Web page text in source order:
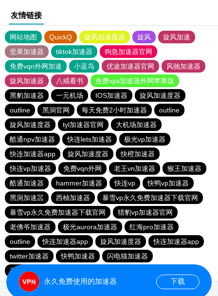
友情链接
网站地图 QuickQ 旋风加速度器 旋风
旋风加速
坚果加速器
tiktok加速器
狗急加速器官网
免费vqn外网加速
小蓝鸟 优途加速器官网
风驰加速器
旋风加速器
八戒看书
免费vps加速器外网苹果版
黑豹加速器
一元机场 IOS加速器
旋风加速度器
outline
黑洞官网 每天免费2小时加速器
outline
旋风加速度器
tyl加速器官网
大机场加速器
酷通npv加速器
快连lets加速器
极光vp加速器
快连加速器app
旋风加速度器
快橙加速器
快连vp加速器
免费vqn外网 老王vn加速器
猴王加速器
酷通加速器
hammer加速器 快连vp
快鸭vp加速器
黑洞加速噐
西柚加速器
暴雪vp永久免费加速器下载官网
暴雪vp永久免费加速器下载官网
猎豹vp加速器官网
老佛爷加速器
极光aurora加速器
红海pro加速器
outline
快连加速器app 旋风加速度器
快连加速器app
twitter加速器
快鸭加速器
闪电猫加速器
香蕉加速器vp官网
永久免费使用的加速器 下载